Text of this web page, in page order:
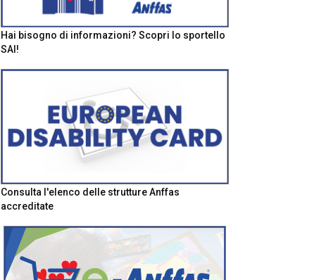
Hai bisogno di informazioni? Scopri lo sportello
SAI!
Consulta l'elenco delle strutture Anffas
accreditate